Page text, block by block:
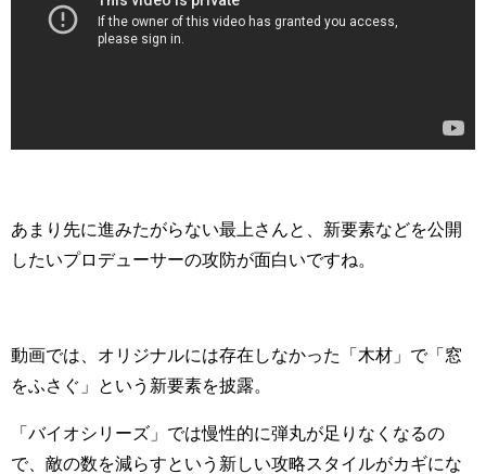
あまり先に進みたがらない最上さんと、新要素などを公開
したいプロデューサーの攻防が面白いですね。
動画では、オリジナルには存在しなかった「木材」で「窓
をふさぐ」という新要素を披露。
「バイオシリーズ」では慢性的に弾丸が足りなくなるの
で、敵の数を減らすという新しい攻略スタイルがカギにな